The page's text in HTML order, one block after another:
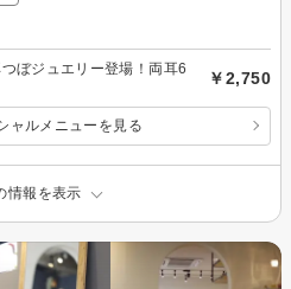
ぼジュエリー登場！両耳6
￥2,750
ャルメニューを見る
情報を表示